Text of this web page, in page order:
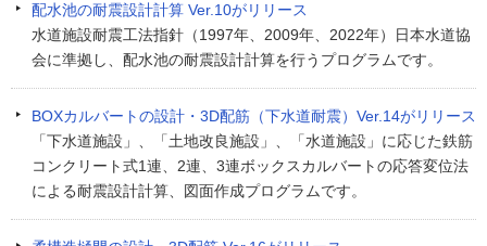
配水池の耐震設計計算 Ver.10がリリース
水道施設耐震工法指針（1997年、2009年、2022年）日本水道協
会に準拠し、配水池の耐震設計計算を行うプログラムです。
BOXカルバートの設計・3D配筋（下水道耐震）Ver.14がリリース
「下水道施設」、「土地改良施設」、「水道施設」に応じた鉄筋
コンクリート式1連、2連、3連ボックスカルバートの応答変位法
による耐震設計計算、図面作成プログラムです。